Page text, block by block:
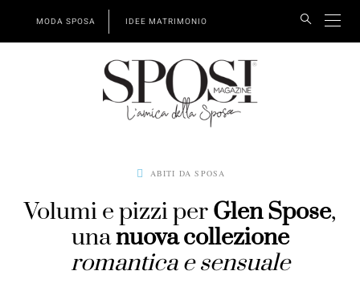
MODA SPOSA IDEE MATRIMONIO
ABITI DA SPOSA
Volumi e pizzi perGlen Spose,
unanuova collezione
romantica e sensuale